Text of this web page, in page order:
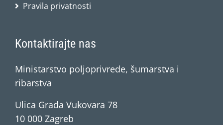
Pravila privatnosti
Kontaktirajte nas
Ministarstvo poljoprivrede, šumarstva i
ribarstva
Ulica Grada Vukovara 78
10 000 Zagreb